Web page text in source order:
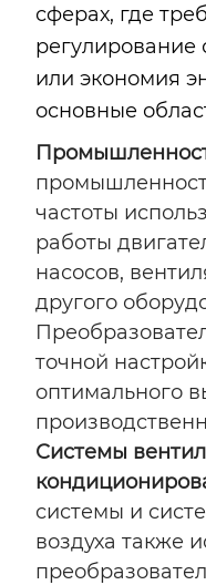
сферах, где
регулирование
или экономия
основные
частоты
работы
насосов,
другого
точной
оптимального
Системы
системы и
воздуха также